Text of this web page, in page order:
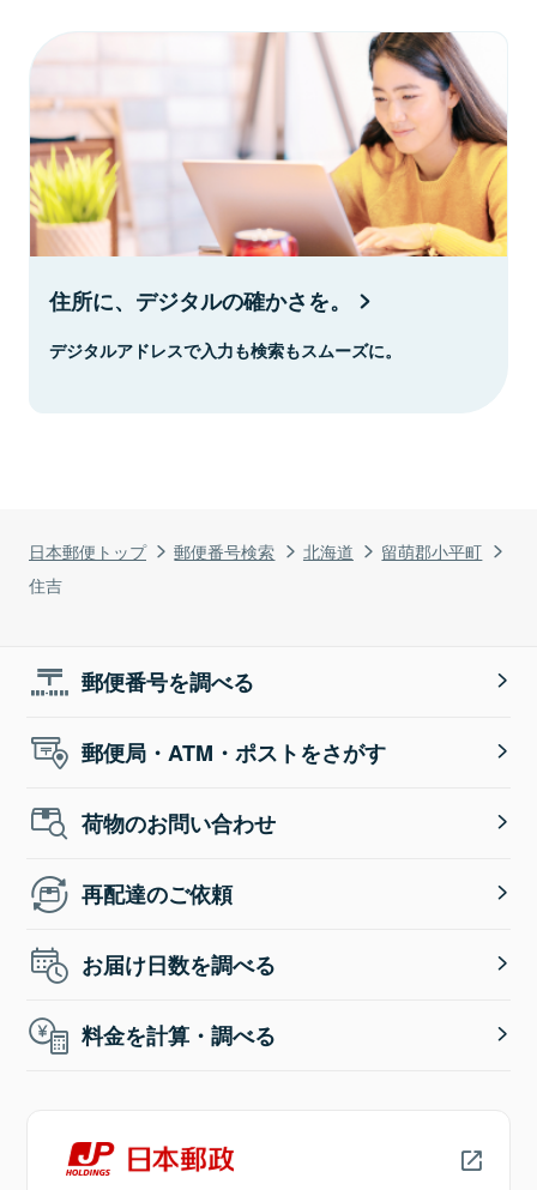
日本郵便トップ 郵便番号検索 北海道
留萌郡小平町
住吉
住所に、デジタルの確かさを。
デジタルアドレスで入力も検索もスムーズに。
郵便番号を調べる
郵便局・ATM・ポストをさがす
荷物のお問い合わせ
再配達のご依頼
お届け日数を調べる
料金を計算・調べる